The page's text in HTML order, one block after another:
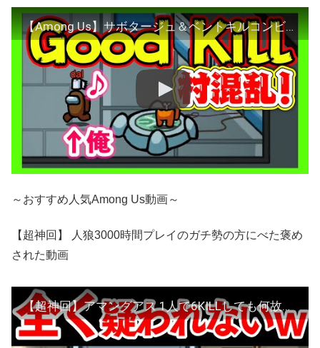
【Among Us】サボタージュ＆ベントキルコンビネーションでかく乱！ ちはや アマングアス アモアス アマアス
～おすすめ人気Among Us動画～
【超神回】 人狼3000時間プレイのガチ勢の方にべた褒め
された動画
【超神回】アマングアス 1人で6KILLしても何故か白いポジションで疑われない？ きあいのタスキ持ちの ちはや アモアス Amoungus